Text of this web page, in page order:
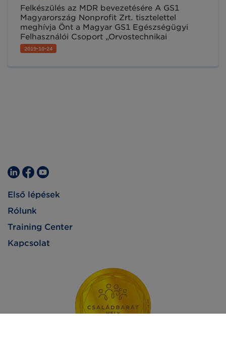
Felkészülés az MDR bevezetésére A GS1
Magyarország Nonprofit Zrt. tisztelettel
meghívja Önt a Magyar GS1 Egészségügyi
Felhasználói Csoport „Orvostechnikai
eszközök és az IVD termékek egységes
azonosítása és jelölése” munkacsoportjának
2019-10-24
Első lépések
Rólunk
Training Center
Kapcsolat